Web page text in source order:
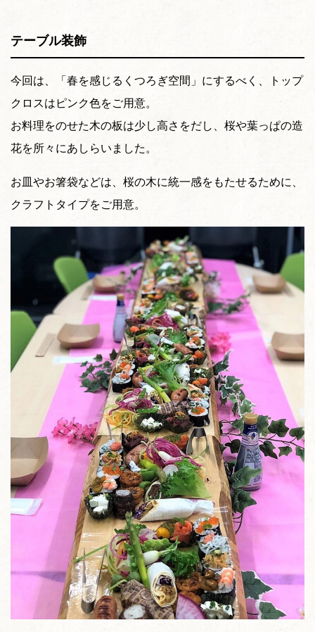
テーブル装飾
今回は、「春を感じるくつろぎ空間」にするべく、トップ
クロスはピンク色をご用意。
お料理をのせた木の板は少し高さをだし、桜や葉っぱの造
花を所々にあしらいました。
お皿やお箸袋などは、桜の木に統一感をもたせるために、
クラフトタイプをご用意。